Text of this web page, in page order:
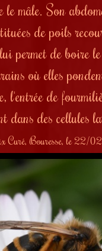
mâle. Son
de poils
permet de boire
où elles
l'entrée de
dans des cellules
Curé, Bouresse, le 22/